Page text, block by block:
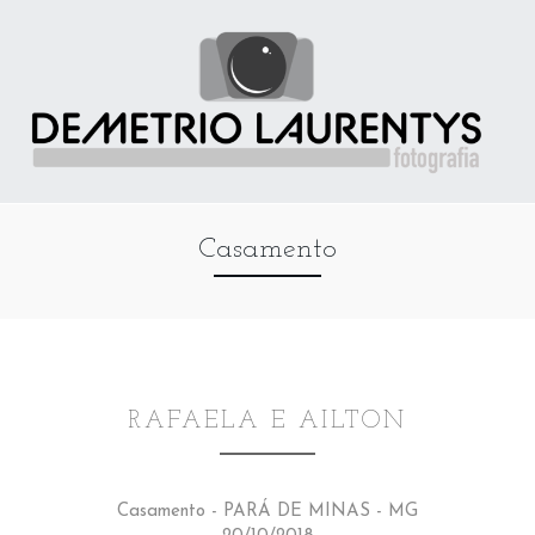
Casamento
RAFAELA E AILTON
Casamento - PARÁ DE MINAS - MG